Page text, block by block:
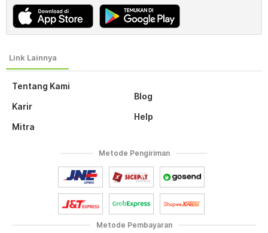
Tentang Kami
Karir
Mitra
Blog
Help
Metode Pembayaran
Metode Pengiriman